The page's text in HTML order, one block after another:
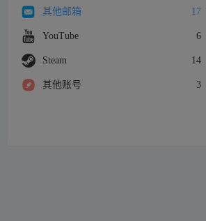
其他邮箱 17
YouTube 6
Steam 14
其他账号 3